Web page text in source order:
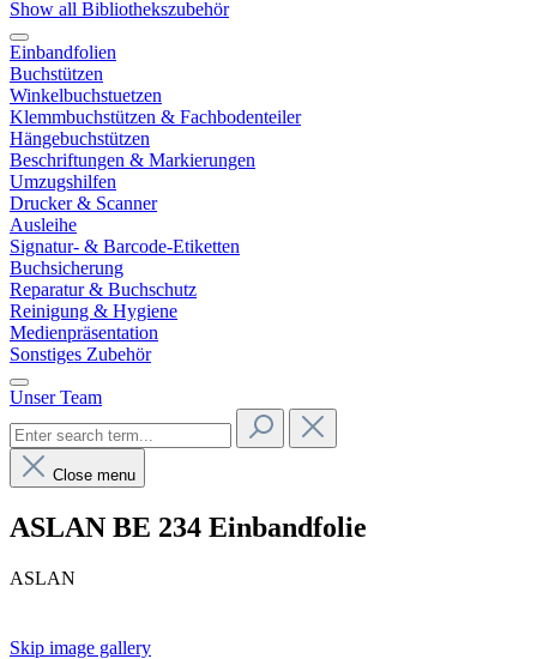
Show all Bibliothekszubehör
Einbandfolien
Buchstützen
Winkelbuchstuetzen
Klemmbuchstützen & Fachbodenteiler
Hängebuchstützen
Beschriftungen & Markierungen
Umzugshilfen
Drucker & Scanner
Ausleihe
Signatur- & Barcode-Etiketten
Buchsicherung
Reparatur & Buchschutz
Reinigung & Hygiene
Medienpräsentation
Sonstiges Zubehör
Unser Team
Close menu
ASLAN BE 234 Einbandfolie
ASLAN
Skip image gallery